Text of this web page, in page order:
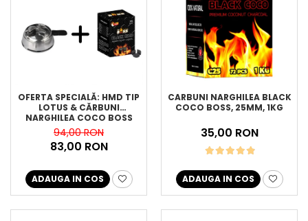
OFERTA SPECIALĂ: HMD TIP
LOTUS & CĂRBUNI
NARGHILEA COCO BOSS
94,00 RON
83,00 RON
ADAUGA IN COS
CARBUNI NARGHILEA BLACK
COCO BOSS, 25MM, 1KG
35,00 RON
ADAUGA IN COS